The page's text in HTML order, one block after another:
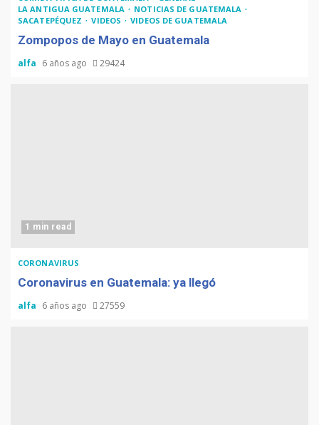
LA ANTIGUA GUATEMALA
NOTICIAS DE GUATEMALA
SACATEPÉQUEZ
VIDEOS VIDEOS DE GUATEMALA
Zompopos de Mayo en Guatemala
alfa 6 años ago 29424
1 min read
CORONAVIRUS
Coronavirus en Guatemala: ya llegó
alfa 6 años ago 27559